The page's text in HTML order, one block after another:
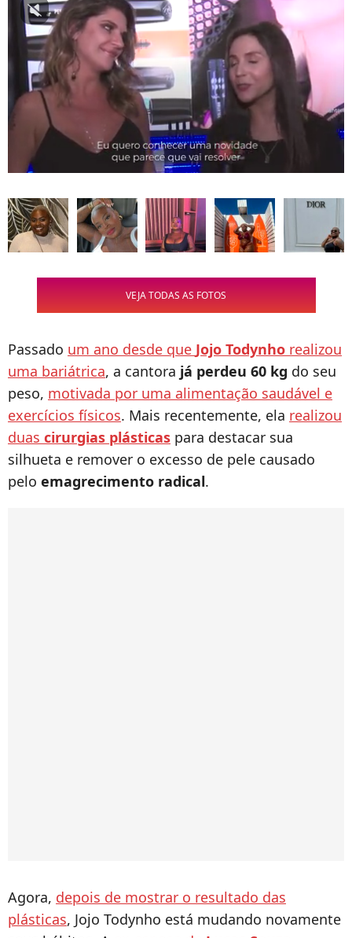
VEJA TODAS AS FOTOS
Passado um ano desde que Jojo Todynho realizou
uma bariátrica, a cantora já perdeu 60 kg do seu
peso, motivada por uma alimentação saudável e
exercícios físicos. Mais recentemente, ela realizou
duas cirurgias plásticas para destacar sua
silhueta e remover o excesso de pele causado
pelo emagrecimento radical.
Agora, depois de mostrar o resultado das
plásticas, Jojo Todynho está mudando novamente